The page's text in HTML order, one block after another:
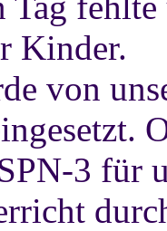
Kinder.
von
3 für